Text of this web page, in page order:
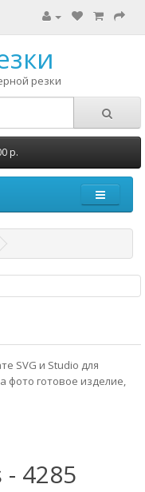
резки
р.
SVG и Studio для
фото готовое изделие,
4285